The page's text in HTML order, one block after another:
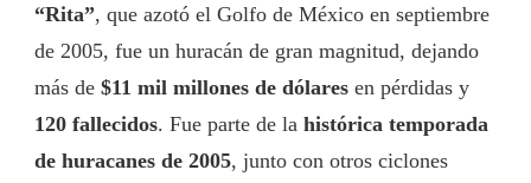
“Rita”, que azotó el Golfo de México en septiembre
de 2005, fue un huracán de gran magnitud, dejando
más de $11 mil millones de dólares en pérdidas y
120 fallecidos. Fue parte de la histórica temporada
de huracanes de 2005, junto con otros ciclones